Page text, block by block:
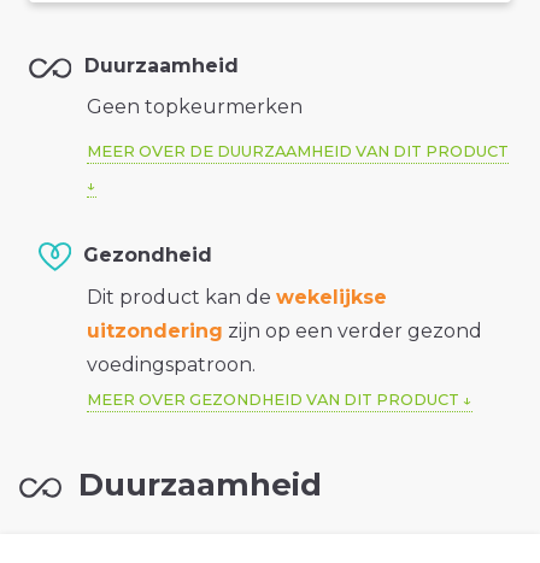
Duurzaamheid
Geen topkeurmerken
MEER OVER DE DUURZAAMHEID VAN DIT PRODUCT
Gezondheid
Dit product kan de wekelijkse
uitzondering zijn op een verder gezond
voedingspatroon.
MEER OVER GEZONDHEID VAN DIT PRODUCT
Duurzaamheid